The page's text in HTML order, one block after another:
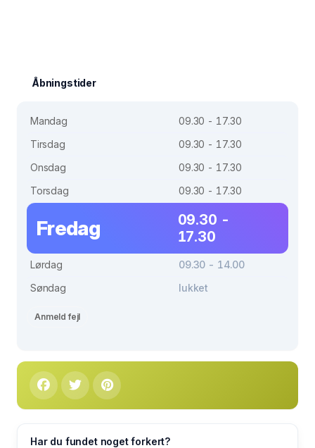
Åbningstider
Mandag
09.30 - 17.30
Tirsdag
09.30 - 17.30
Onsdag
09.30 - 17.30
Torsdag
09.30 - 17.30
Fredag
09.30 -
17.30
Lørdag
09.30 - 14.00
Søndag
lukket
Anmeld fejl
Har du fundet noget forkert?